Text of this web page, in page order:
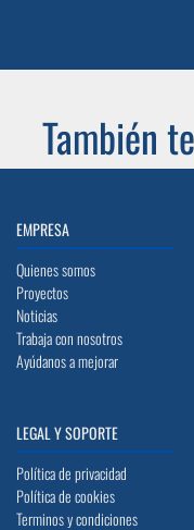
También
EMPRESA
Quienes somos
Proyectos
Noticias
Trabaja con nosotros
Ayúdanos a mejorar
LEGAL Y SOPORTE
Política de privacidad
Política de cookies
Terminos y condiciones